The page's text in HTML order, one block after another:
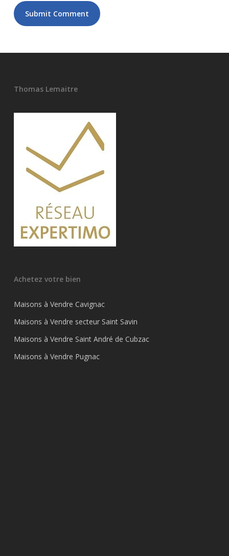
Thomas Lemaitre
Achetez votre bien
Maisons à Vendre Cavignac
Maisons à Vendre secteur Saint Savin
Maisons à Vendre Saint André de Cubzac
Maisons à Vendre Pugnac